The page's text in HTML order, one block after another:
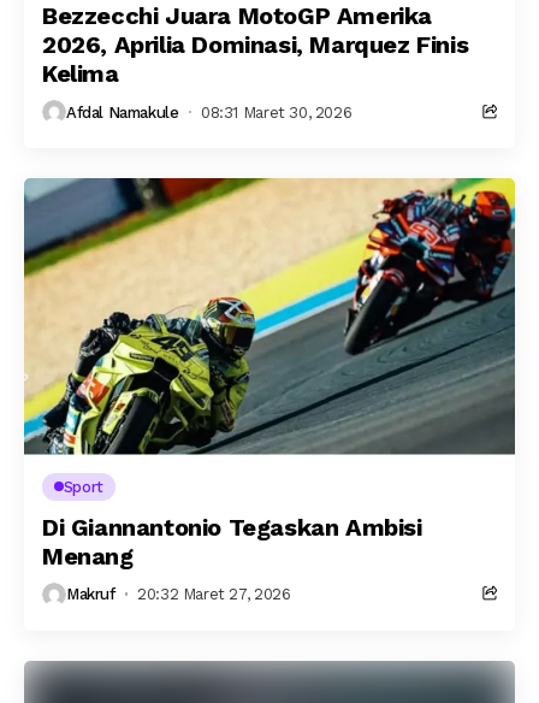
Bezzecchi Juara MotoGP Amerika
2026, Aprilia Dominasi, Marquez Finis
Kelima
Afdal Namakule 08:31 Maret 30, 2026
Sport
Di Giannantonio Tegaskan Ambisi
Menang
Makruf 20:32 Maret 27, 2026